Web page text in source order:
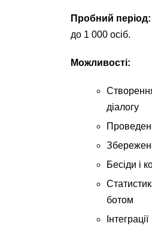
Пробний період:
до 1 000 осіб.
Можливості:
діалогу
Бесіди і
ботом
Інтеграції